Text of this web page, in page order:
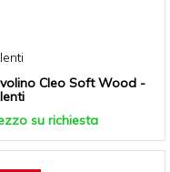
Cleo Soft Wood -
su richiesta